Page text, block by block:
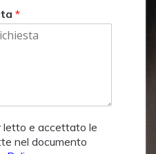
*
letto e accettato le
nel documento